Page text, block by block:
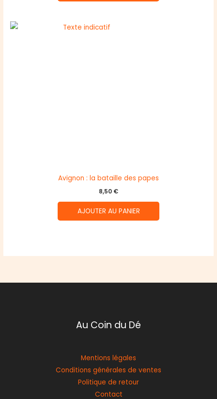
Avignon : la bataille des papes
8,50 €
AJOUTER AU PANIER
Au Coin du Dé
Mentions légales
Conditions générales de ventes
Politique de retour
Contact